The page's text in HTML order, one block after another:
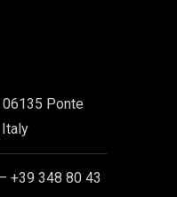
Ponte
Italy
+39 348 80 43